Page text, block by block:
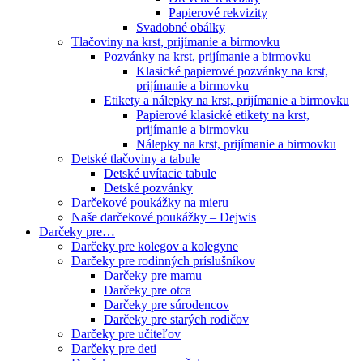
Papierové rekvizity
Svadobné obálky
Tlačoviny na krst, prijímanie a birmovku
Pozvánky na krst, prijímanie a birmovku
Klasické papierové pozvánky na krst,
prijímanie a birmovku
Etikety a nálepky na krst, prijímanie a birmovku
Papierové klasické etikety na krst,
prijímanie a birmovku
Nálepky na krst, prijímanie a birmovku
Detské tlačoviny a tabule
Detské uvítacie tabule
Detské pozvánky
Darčekové poukážky na mieru
Naše darčekové poukážky – Dejwis
Darčeky pre…
Darčeky pre kolegov a kolegyne
Darčeky pre rodinných príslušníkov
Darčeky pre mamu
Darčeky pre otca
Darčeky pre súrodencov
Darčeky pre starých rodičov
Darčeky pre učiteľov
Darčeky pre deti